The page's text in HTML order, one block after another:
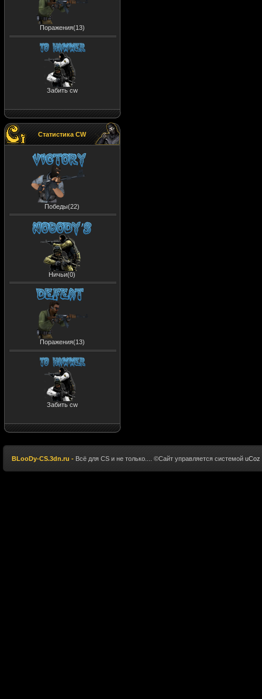
Поражения(13)
Забить cw
Статистика CW
Победы(22)
Ничьи(0)
Поражения(13)
Забить cw
BLooDy-CS.3dn.ru - Всё для CS и не только.... ©Сайт управляется системой uCoz